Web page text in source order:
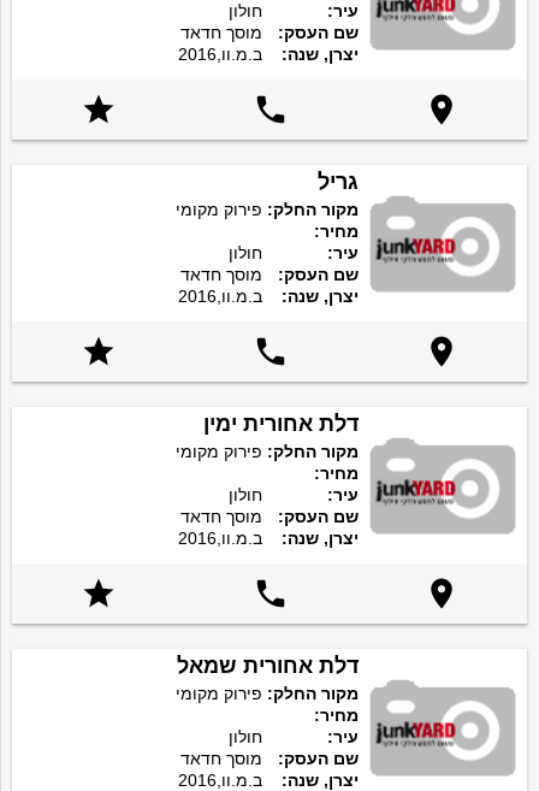
עיר:
חולון
שם העסק:
מוסך חדאד
יצרן, שנה:
ב.מ.וו,2016



גריל
מקור החלק: פירוק מקומי
מחיר:
עיר:
חולון
שם העסק:
מוסך חדאד
יצרן, שנה:
ב.מ.וו,2016



דלת אחורית ימין
מקור החלק: פירוק מקומי
מחיר:
עיר:
חולון
שם העסק:
מוסך חדאד
יצרן, שנה:
ב.מ.וו,2016



דלת אחורית שמאל
מקור החלק: פירוק מקומי
מחיר:
עיר:
חולון
שם העסק:
מוסך חדאד
יצרן, שנה:
ב.מ.וו,2016